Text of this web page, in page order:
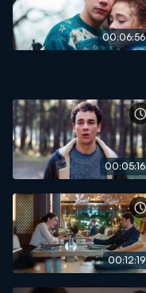
00:06:56
00:05:16
00:12:19